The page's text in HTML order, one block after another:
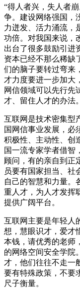
“得人者兴，失人者
争。建设网络强国，
力迸发、活力涌流，
功倍。对我国来说，
出台了很多鼓励引进
资本已经不那么稀缺
们的脑子要转过弯来
才力度要进一步加大
网信领域可以先行先
才、留住人才的办法。
互联网是技术密集型
国网信事业发展，必
积极性、主动性、创
国一流专家学者借智
顾问，有的亲自到正
员要有国家担当、社
自己的智慧和力量。
重人才，为人才发挥
提供广阔平台。
互联网主要是年轻人
想，慧眼识才，爱才
本钱，请优秀的老师
的网络空间安全学院
才，他们往往不走一
要有特殊政策，不要
尺子衡量。